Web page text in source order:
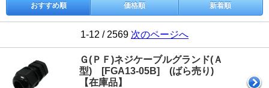
おすすめ順 価格順 新着順
1-12 / 2569 次のページへ
Ｇ(ＰＦ)ネジケーブルグランド(Ａ
型) [FGA13-05B] (ばら売り)
【在庫品】